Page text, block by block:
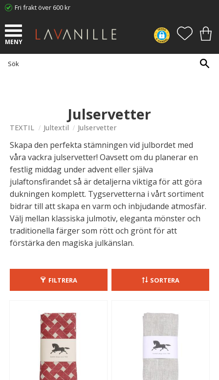
Fri frakt över 600 kr
Julservetter
TEXTIL Jultextil Julservetter
Skapa den perfekta stämningen vid julbordet med
våra vackra julservetter! Oavsett om du planerar en
festlig middag under advent eller själva
julaftonsfirandet så är detaljerna viktiga för att göra
dukningen komplett. Tygservetterna i vårt sortiment
bidrar till att skapa en varm och inbjudande atmosfär.
Välj mellan klassiska julmotiv, eleganta mönster och
traditionella färger som rött och grönt för att
förstärka den magiska julkänslan.
FILTRERA SORTERA